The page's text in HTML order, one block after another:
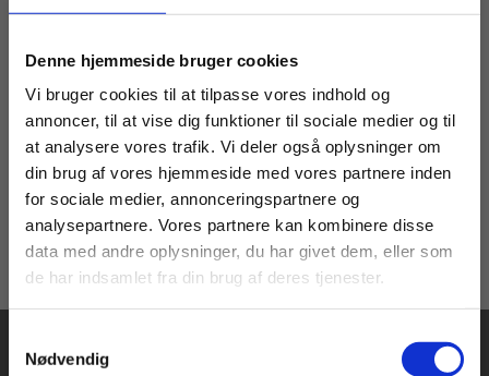
Denne hjemmeside bruger cookies
Vi bruger cookies til at tilpasse vores indhold og
annoncer, til at vise dig funktioner til sociale medier og til
at analysere vores trafik. Vi deler også oplysninger om
din brug af vores hjemmeside med vores partnere inden
for sociale medier, annonceringspartnere og
analysepartnere. Vores partnere kan kombinere disse
data med andre oplysninger, du har givet dem, eller som
de har indsamlet fra din brug af deres tjenester.
Nødvendig
Steen Eiler Jørgensen Jakob Kirknæs Michael Cramer Andersen
Fra
30,00 KR.
Køb læremidler og find masterclasses mm.
Fortsæt som:
For privatkunder og
studerende. Du får
vist priser inkl.
For institutioner og
virksomheder. Du
får vist priser ekskl.